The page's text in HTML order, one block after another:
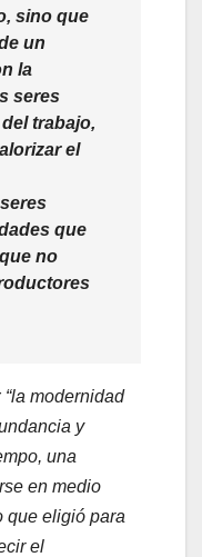
sino que
un
la
seres
trabajo,
el
que
no
“la modernidad
y
una
en medio
que eligió para
el